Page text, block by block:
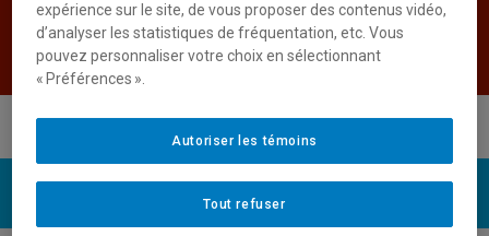
indisponibles pour le moment. Veuillez
réessayer plus tard.
Retour
UQAM
expérience sur le site, de vous proposer des contenus vidéo,
d’analyser les statistiques de fréquentation, etc. Vous
pouvez personnaliser votre choix en sélectionnant
« Préférences ».
Tout refuser
Autoriser les témoins